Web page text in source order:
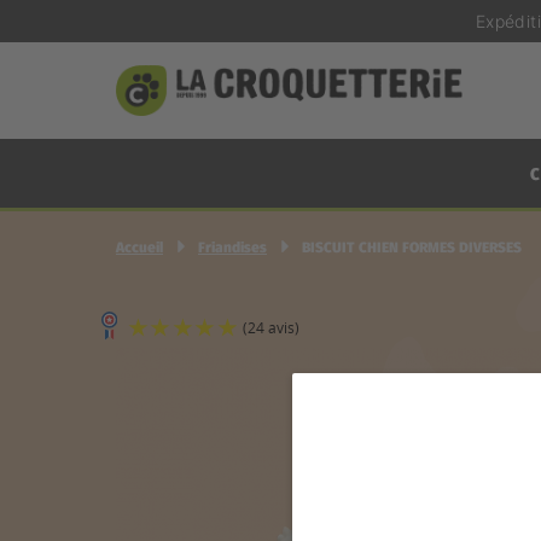
Accueil Friandises BISCUIT CHIEN FORMES DIVERSES